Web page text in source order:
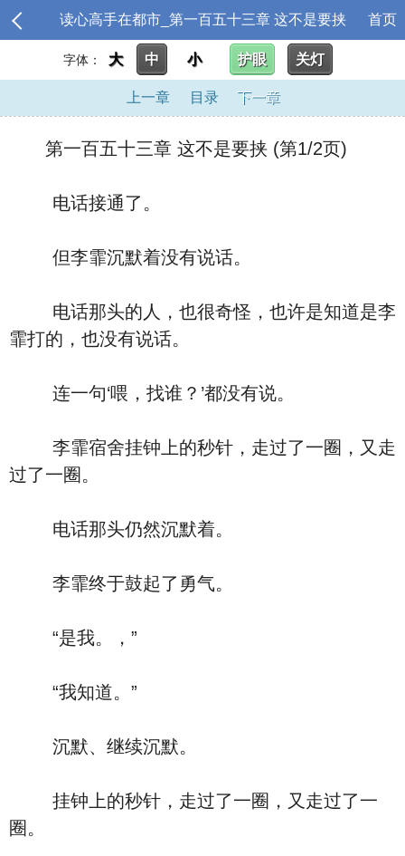
读心高手在都市_第一百五十三章 这不是要挟 首页
字体： 大 中 小 护眼 关灯
上一章 目录 下一章
第一百五十三章 这不是要挟 (第1/2页)
电话接通了。
但李霏沉默着没有说话。
电话那头的人，也很奇怪，也许是知道是李
霏打的，也没有说话。
连一句‘喂，找谁？’都没有说。
李霏宿舍挂钟上的秒针，走过了一圈，又走
过了一圈。
电话那头仍然沉默着。
李霏终于鼓起了勇气。
“是我。，”
“我知道。”
沉默、继续沉默。
挂钟上的秒针，走过了一圈，又走过了一
圈。